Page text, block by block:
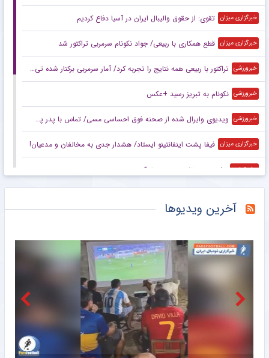
خبرگزاری میزان تقوی: از حقوق والیبال ایران در آسیا دفاع کردیم
خبرگزاری میزان قطع همکاری با ربیعی/ جواد نکونام سرمربی تراکتور شد
خبرورزشی تراکتور با ربیعی همه نتایج را تجربه کرد/ آمار سرمربی برکنار شده تی‌تی‌ها
خبرورزشی نکونام به تبریز رسید +عکس
خبرورزشی ویدیوی وایرال شده از صحنه فوق احساسی مسی/ تماس با پدر پس از اولین قهرمانی ملی!
خبرگزاری میزان فیفا پشت اینفانتینو ایستاد/ هشدار جدی به مخالفان و مدعیان!
مشرق نیوز پشت پرده تغییر سرمربی تراکتور
شوک شبانه به تراکتور با حضور نکونام
خبرگزاری دانشجو بارسلونا یک قدم تا رودری؛ سیتی پای میز تخفیف نشست
حمایت قاطع فیفا از اینفانتینو در اوج اختلافات
خبرگزاری تابناک سلب میزبانی از استقلال و تراکتور با بله قربان‌گویی/ چرا تاج قدرت دفاع از حقوق فوتبال ایران را ندارد؟
آغازبه کار بسکتبال سه نفره ایران در لیگ ملت‌ها با ۴ بازی در روز اول
آخرین ویدیوها